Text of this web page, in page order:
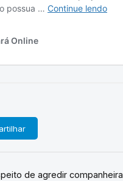
de agredir companheira